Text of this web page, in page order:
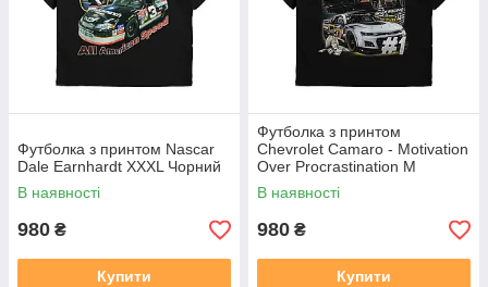
Футболка з принтом Nascar
Dale Earnhardt XXXL Чорний
В наявності
980 ₴
Купити
Футболка з принтом
Chevrolet Camaro - Motivation
Over Procrastination M
Чорний
В наявності
980 ₴
Купити